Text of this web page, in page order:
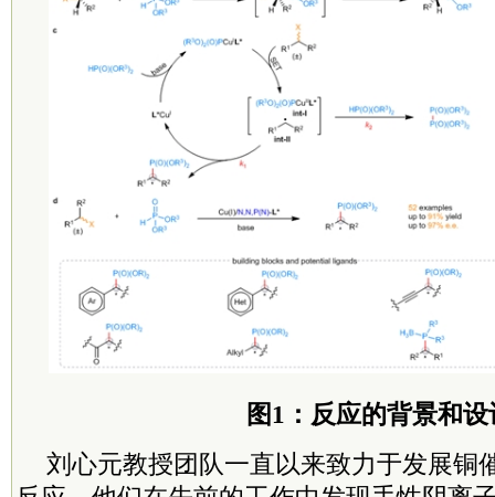
图1：反应的背景和设
刘心元教授团队一直以来致力于发展铜